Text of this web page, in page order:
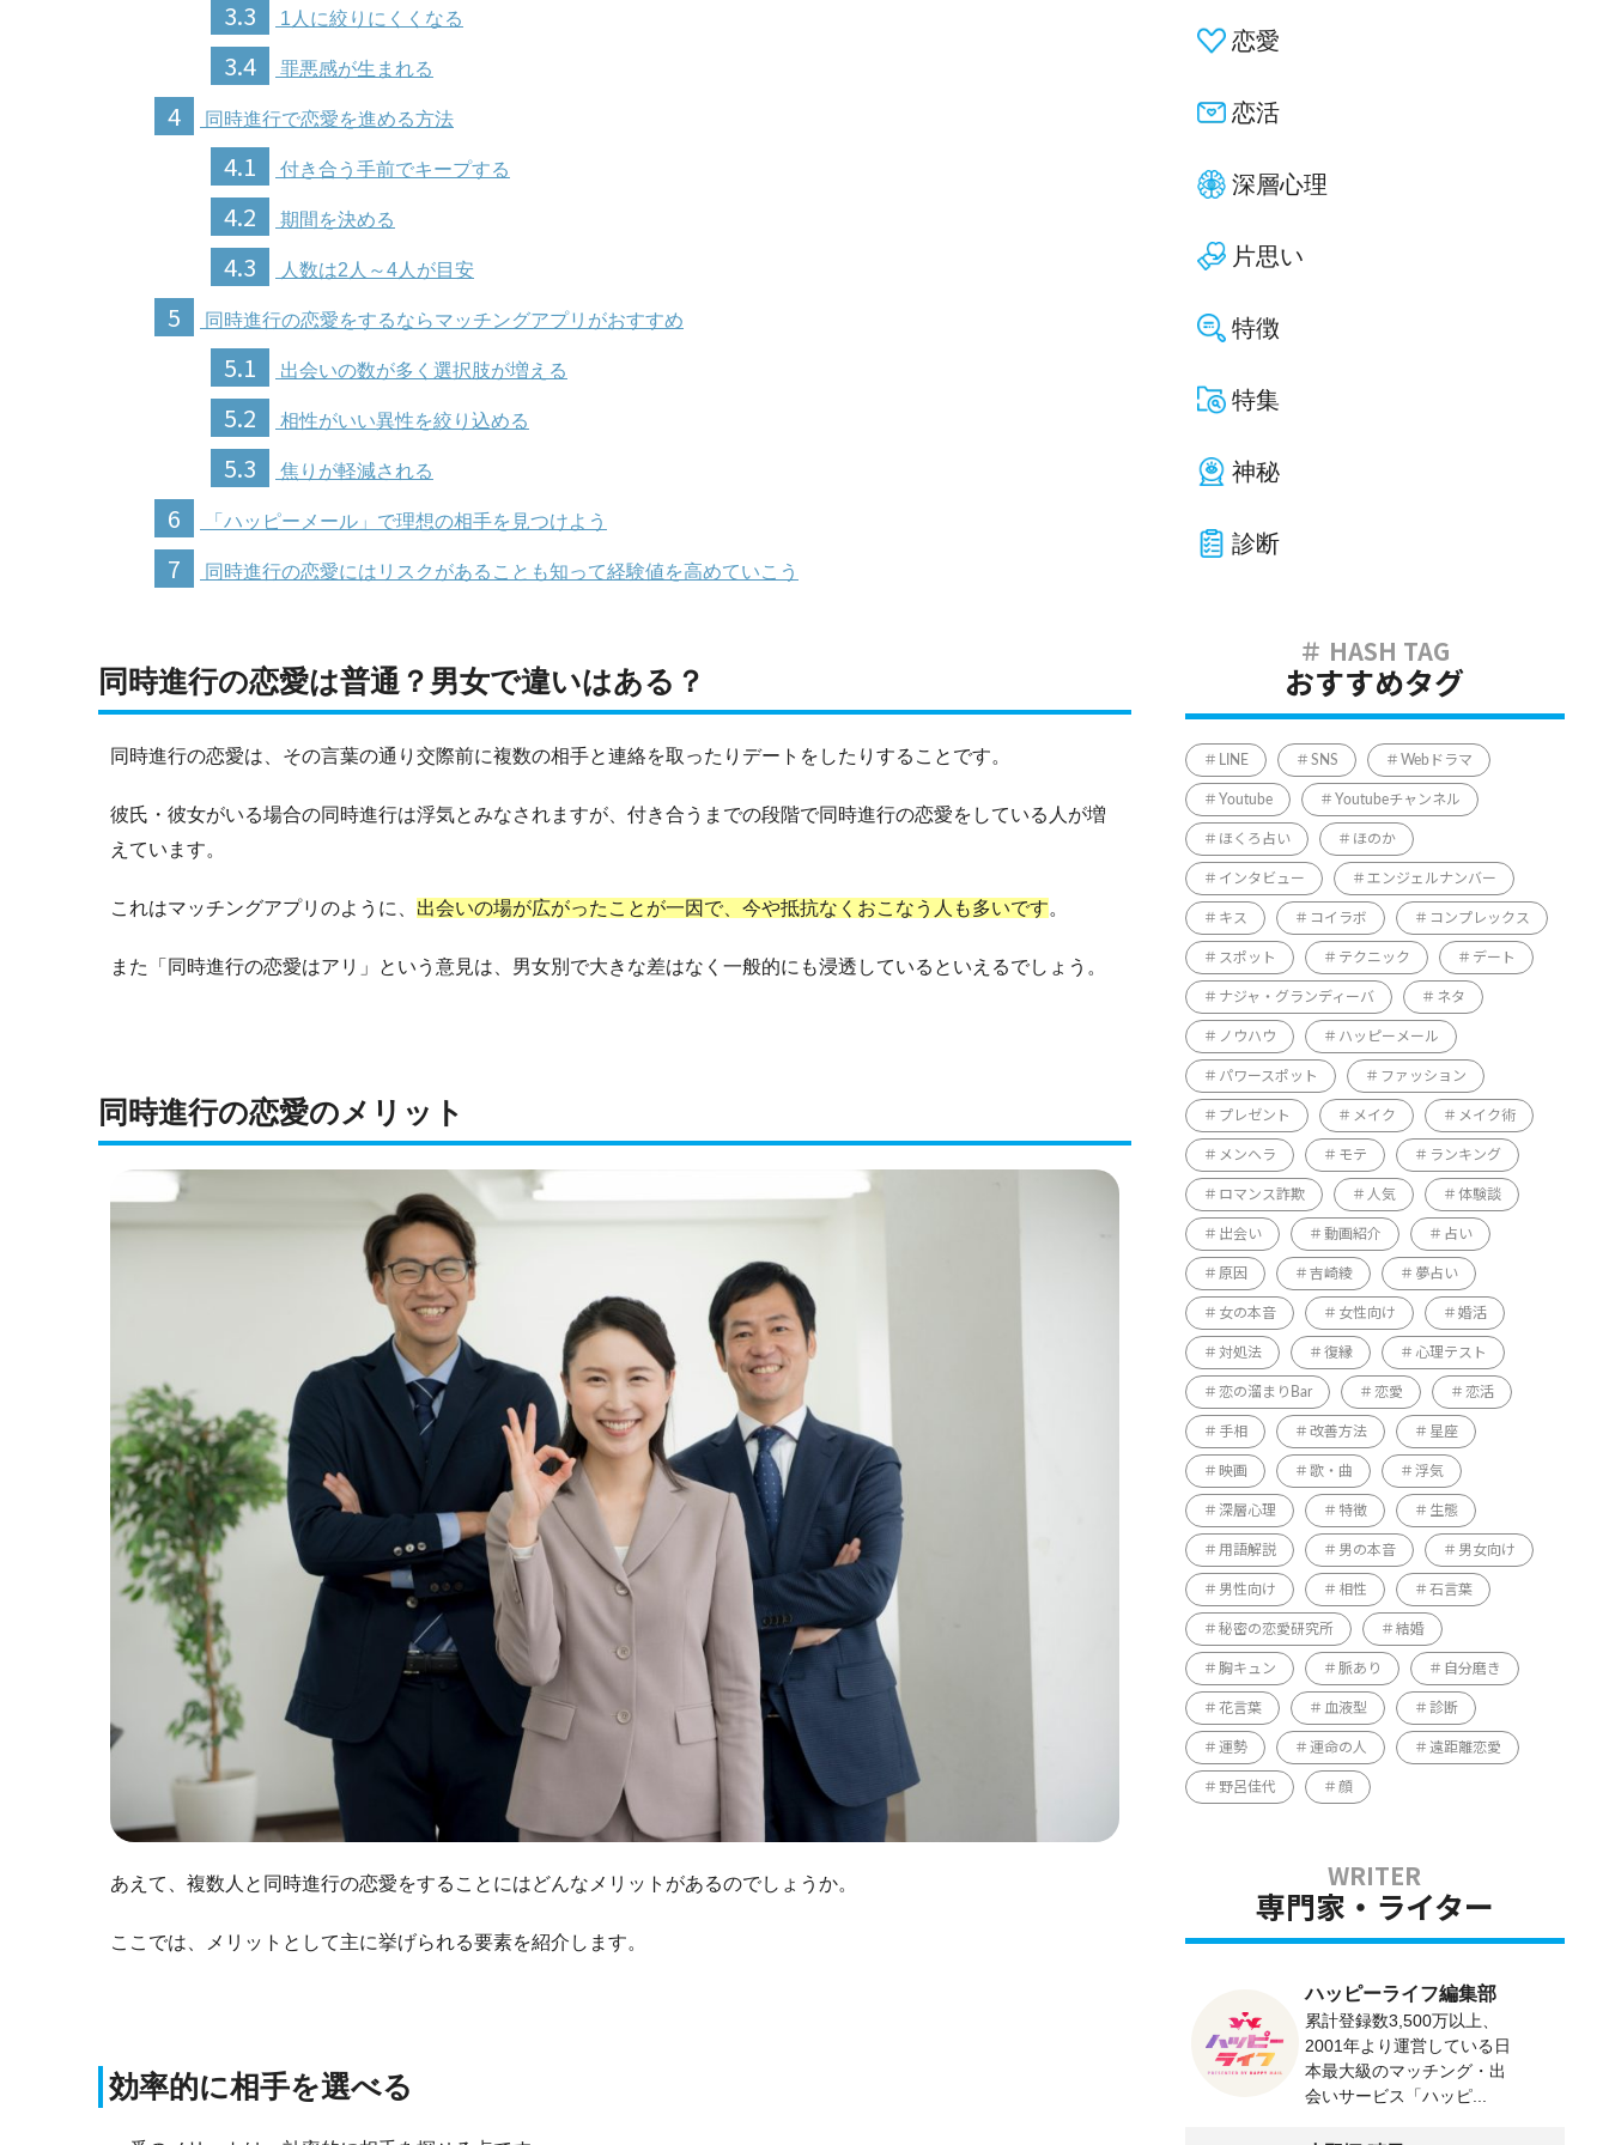
3.3 1人に絞りにくくなる
3.4 罪悪感が生まれる
4 同時進行で恋愛を進める方法
4.1 付き合う手前でキープする
4.2 期間を決める
4.3 人数は2人～4人が目安
5 同時進行の恋愛をするならマッチングアプリがおすすめ
5.1 出会いの数が多く選択肢が増える
5.2 相性がいい異性を絞り込める
5.3 焦りが軽減される
6 「ハッピーメール」で理想の相手を見つけよう
7 同時進行の恋愛にはリスクがあることも知って経験値を高めていこう
同時進行の恋愛は普通？男女で違いはある？
同時進行の恋愛は、その言葉の通り交際前に複数の相手と連絡を取ったりデートをしたりすることです。
彼氏・彼女がいる場合の同時進行は浮気とみなされますが、付き合うまでの段階で同時進行の恋愛をしている人が増
えています。
これはマッチングアプリのように、 出会いの場が広がったことが一因で、今や抵抗なくおこなう人も多いです。
また「同時進行の恋愛はアリ」という意見は、男女別で大きな差はなく一般的にも浸透しているといえるでしょう。
同時進行の恋愛のメリット
あえて、複数人と同時進行の恋愛をすることにはどんなメリットがあるのでしょうか。
ここでは、メリットとして主に挙げられる要素を紹介します。
効率的に相手を選べる
恋愛
恋活
深層心理
片思い
特徴
特集
神秘
診断
おすすめタグ
LINE SNS Webドラマ
Youtube Youtubeチャンネル
ほくろ占い ほのか
インタビュー エンジェルナンバー
キス コイラボ コンプレックス
スポット テクニック デート
ナジャ・グランディーバ ネタ
ノウハウ ハッピーメール
パワースポット ファッション
プレゼント メイク メイク術
メンヘラ モテ ランキング
ロマンス詐欺 人気 体験談
出会い 動画紹介 占い
原因 吉崎綾 夢占い
女の本音 女性向け 婚活
対処法 復縁 心理テスト
恋の溜まりBar 恋愛 恋活
手相 改善方法 星座
映画 歌・曲 浮気
深層心理 特徴 生態
用語解説 男の本音 男女向け
男性向け 相性 石言葉
秘密の恋愛研究所 結婚
胸キュン 脈あり 自分磨き
花言葉 血液型 診断
運勢 運命の人 遠距離恋愛
野呂佳代 顔
専門家・ライター
ハッピーライフ編集部
累計登録数3,500万以上、
2001年より運営している日
本最大級のマッチング・出
会いサービス「ハッピ...